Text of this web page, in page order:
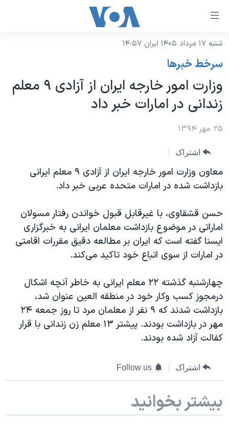
لینکهای
دسترسی
جهش
محتوای
اصلی
به
اصلی
جهش
به
نسخه سبک وب‌سایت
موضوع ها
ایران
آمریکا
جهان
گزیده‌ها
ویدیوها
فرهنگ و زندگی
حقوق شهروندی
علم و فناوری
اسرائیل در جنگ
گالری عکس
برنامه های تلویزیونی
جدول برنامه ها
صفحه‌های ویژه
عملیات خشم حماسی
بایگانی برنامه‌های تلویزیونی
مستندها
انتخابات ریاست جمهوری آمریکا ۲۰۲۴
حمله جمهوری اسلامی به اسرائیل
رمز مهسا
ورزش زنان در ایران
اعتراضات زن، زندگی، آزادی
تریبونال مردمی آبان ۹۸
چهل سال گروگان‌گیری
فرکانس‌های صدای آمریکا
پخش رادیویی
یادگیری زبان انگلیسی
دنبال کنید
زبانهای مختلف
شنبه ۱۷ مرداد ۱۴۰۵ ایران ۱۴:۵۷
سرخط خبرها
وزارت امور خارجه ایران از آزادی ۹ معلم
زندانی در امارات خبر داد
۲۵ مهر ۱۳۹۴
اشتراک
معاون وزارت امور خارجه ایران از آزادی ۹ معلم ایرانی
بازداشت‌ شده در امارات متحده عربی خبر داد.
حسن قشقاوی، با غیرقابل قبول خواندن رفتار مسولان
اماراتی در موضوع بازداشت معلمان ایرانی به خبرگزاری
ایسنا گفته است که ایران بر مطالعه دقیق مقررات اقامتی
در امارات از سوی اتباع خود تاکید می‌کند.
چهارشنبه گذشته ۲۲ معلم ایرانی به خاطر آنچه اشکال
درمجوز کسب وکار خود در منطقه العین عنوان شد،
بازداشت شدند که ۹ نفر از معلمان مرد تا روز جمعه ۲۴
مهر در بازداشت بودند. پیشتر ۱۳ معلم زن زندانی با قرار
کفالت آزاد شده بودند.
اشتراک Follow us
بیشتر بخوانید